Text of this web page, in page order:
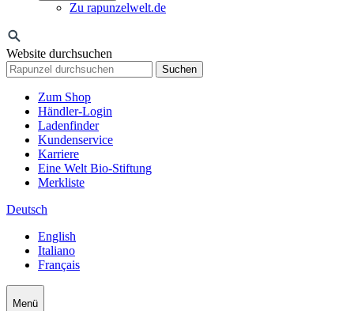
Zu rapunzelwelt.de
Website durchsuchen
Suchen
Zum Shop
Händler-Login
Ladenfinder
Kundenservice
Karriere
Eine Welt Bio-Stiftung
Merkliste
Deutsch
English
Italiano
Français
Menü